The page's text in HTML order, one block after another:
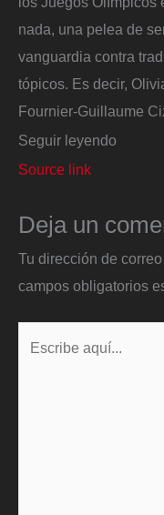
nada, una pelea de
vanguardia contra
tópicos. Es decir,
Fournier-Guillaume
Seguir leyendo
Source link
Deja un
Tu dirección de
campos obligatorios